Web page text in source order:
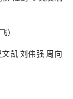
）
文凯 刘伟强 周向